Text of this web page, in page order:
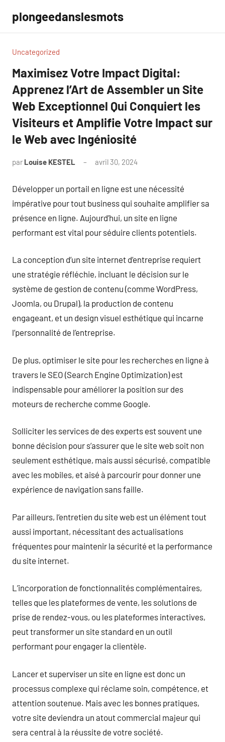
contenu
plongeedanslesmots
Uncategorized
Maximisez Votre Impact Digital:
Apprenez l’Art de Assembler un Site
Web Exceptionnel Qui Conquiert les
Visiteurs et Amplifie Votre Impact sur
le Web avec Ingéniosité
par Louise KESTEL avril 30, 2024
Développer un portail en ligne est une nécessité
impérative pour tout business qui souhaite amplifier sa
présence en ligne. Aujourd’hui, un site en ligne
performant est vital pour séduire clients potentiels.
La conception d’un site internet d’entreprise requiert
une stratégie réfléchie, incluant le décision sur le
système de gestion de contenu (comme WordPress,
Joomla, ou Drupal), la production de contenu
engageant, et un design visuel esthétique qui incarne
l’personnalité de l’entreprise.
De plus, optimiser le site pour les recherches en ligne à
travers le SEO (Search Engine Optimization) est
indispensable pour améliorer la position sur des
moteurs de recherche comme Google.
Solliciter les services de des experts est souvent une
bonne décision pour s’assurer que le site web soit non
seulement esthétique, mais aussi sécurisé, compatible
avec les mobiles, et aisé à parcourir pour donner une
expérience de navigation sans faille.
Par ailleurs, l’entretien du site web est un élément tout
aussi important, nécessitant des actualisations
fréquentes pour maintenir la sécurité et la performance
du site internet.
L’incorporation de fonctionnalités complémentaires,
telles que les plateformes de vente, les solutions de
prise de rendez-vous, ou les plateformes interactives,
peut transformer un site standard en un outil
performant pour engager la clientèle.
Lancer et superviser un site en ligne est donc un
processus complexe qui réclame soin, compétence, et
attention soutenue. Mais avec les bonnes pratiques,
votre site deviendra un atout commercial majeur qui
sera central à la réussite de votre société.